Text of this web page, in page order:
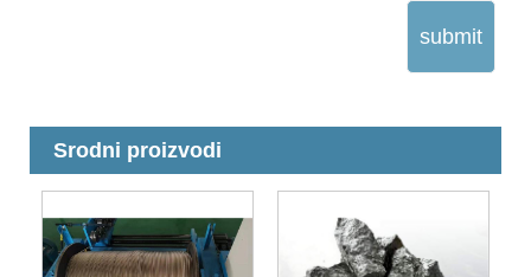
submit
Srodni proizvodi